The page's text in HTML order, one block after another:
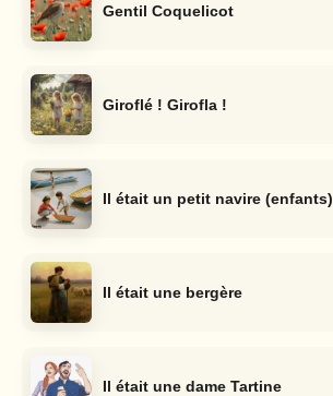
Gentil Coquelicot
Giroflé ! Girofla !
Il était un petit navire (enfants)
Il était une bergère
Il était une dame Tartine